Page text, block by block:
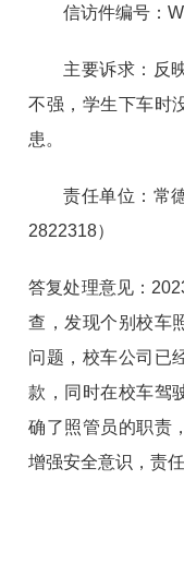
信访件编号：
主要诉求：反
不强，学生下车时
患。
责任单位：常
2822318）
答复处理意见：
查，发现个别校车
问题，校车公司已
款，同时在校车驾
确了照管员的职责
增强安全意识，责